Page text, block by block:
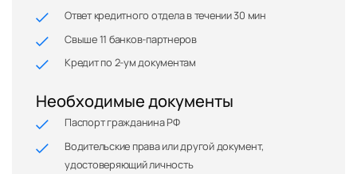
Ответ кредитного отдела в течении 30 мин
Свыше 11 банков-партнеров
Кредит по 2-ум документам
Необходимые документы
Паспорт гражданина РФ
Водительские права или другой документ,
удостоверяющий личность